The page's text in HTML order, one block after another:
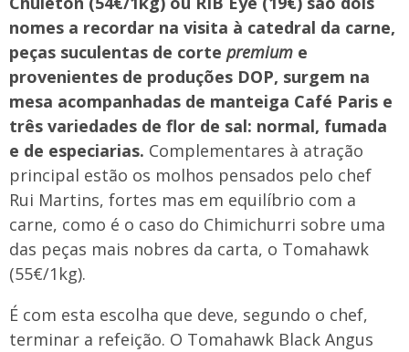
nomes a recordar na visita à catedral da carne,
peças suculentas de corte premium e
provenientes de produções DOP, surgem na
mesa acompanhadas de manteiga Café Paris e
três variedades de flor de sal: normal, fumada
e de especiarias. Complementares à atração
principal estão os molhos pensados pelo chef
Rui Martins, fortes mas em equilíbrio com a
carne, como é o caso do Chimichurri sobre uma
das peças mais nobres da carta, o Tomahawk
(55€/1kg).
É com esta escolha que deve, segundo o chef,
terminar a refeição. O Tomahawk Black Angus